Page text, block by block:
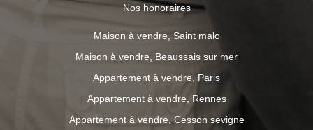
Nos honoraires
Maison à vendre, Saint malo
Maison à vendre, Beaussais sur mer
Appartement à vendre, Paris
Appartement à vendre, Rennes
Appartement à vendre, Cesson sevigne